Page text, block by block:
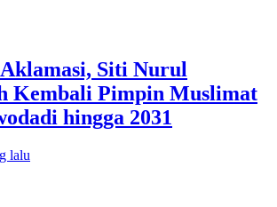
Siti Nurul
Kembali Pimpin Muslimat
hingga 2031
lalu